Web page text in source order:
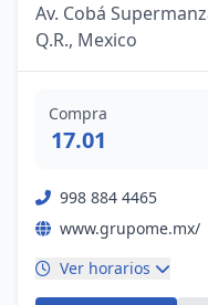
Av. Cobá
Q.R., Mexico
Compra
17.01
998 884 4465
www.grupome.mx/
Ver horarios